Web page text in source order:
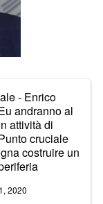
- Enrico
andranno al
attività di
cruciale
costruire un
2020